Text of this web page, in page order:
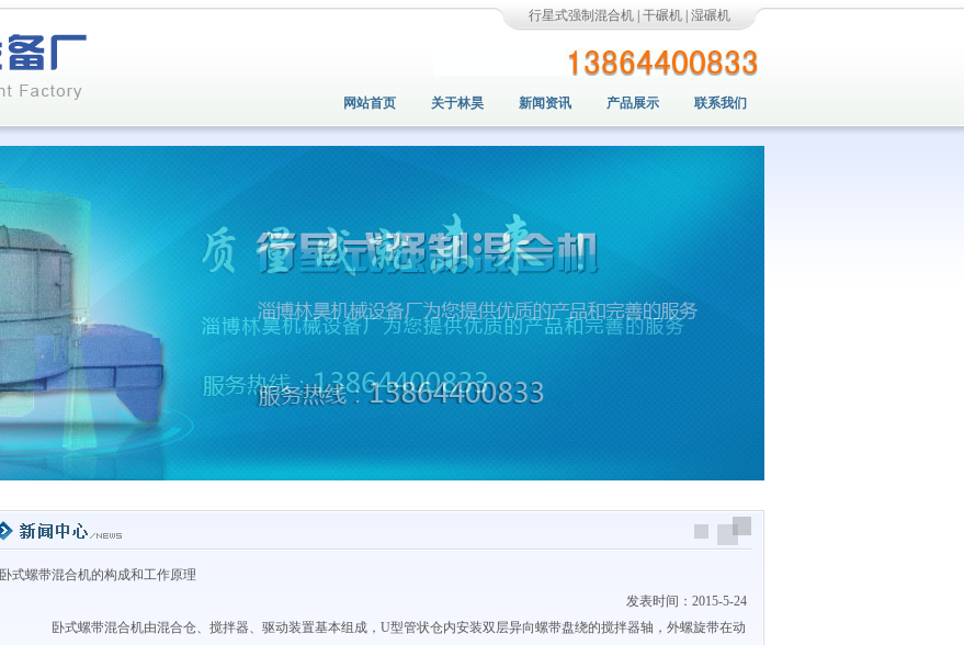
行星式强制混合机 干碾机 湿碾机
网站首页 关于林昊 新闻资讯 产品展示 联系我们
卧式螺带混合机的构成和工作原理
发表时间：2015-5-24
卧式螺带混合机由混合仓、搅拌器、驱动装置基本组成，U型管状仓内安装双层异向螺带盘绕的搅拌器轴，外螺旋带在动